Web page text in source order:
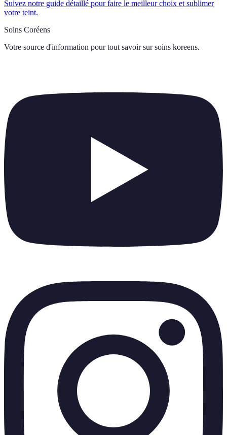
Suivez notre guide détaillé pour faire le meilleur choix et sublimer
votre teint.
Soins Coréens
Votre source d'information pour tout savoir sur soins koreens.